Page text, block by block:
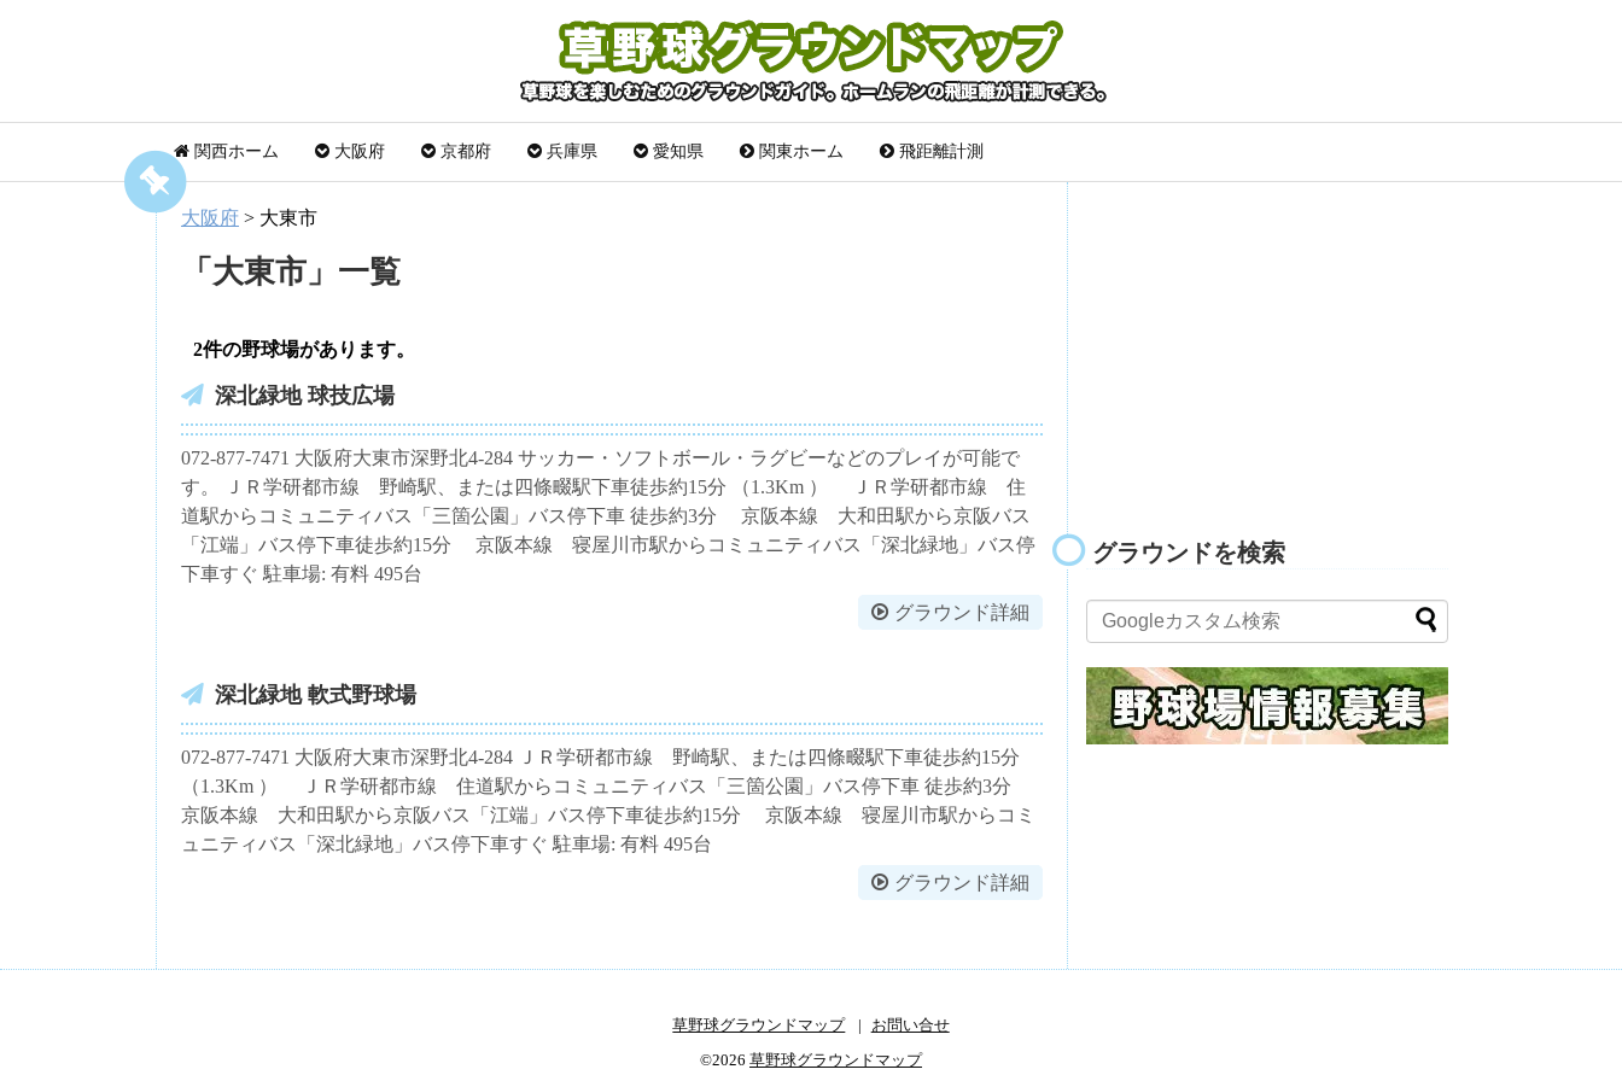
関西ホーム 大阪府 京都府 兵庫県 愛知県 関東ホーム 飛距離計測
大阪府 > 大東市
「 大東市 」 一覧
2件の野球場があります。
深北緑地 球技広場
072-877-7471 大阪府大東市深野北4-284 サッカー・ソフトボール・ラグビーなどのプレイが可能で
す。 ＪＲ学研都市線 野崎駅、または四條畷駅下車徒歩約15分 （1.3Km ） ＪＲ学研都市線 住
道駅からコミュニティバス「三箇公園」バス停下車 徒歩約3分 京阪本線 大和田駅から京阪バス
「江端」バス停下車徒歩約15分 京阪本線 寝屋川市駅からコミュニティバス「深北緑地」バス停
下車すぐ 駐車場: 有料 495台
グラウンド詳細
深北緑地 軟式野球場
072-877-7471 大阪府大東市深野北4-284 ＪＲ学研都市線 野崎駅、または四條畷駅下車徒歩約15分
（1.3Km ） ＪＲ学研都市線 住道駅からコミュニティバス「三箇公園」バス停下車 徒歩約3分
京阪本線 大和田駅から京阪バス「江端」バス停下車徒歩約15分 京阪本線 寝屋川市駅からコミ
ュニティバス「深北緑地」バス停下車すぐ 駐車場: 有料 495台
グラウンド詳細
グラウンドを検索
草野球グラウンドマップ お問い合せ
©2026 草野球グラウンドマップ